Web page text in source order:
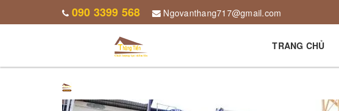
090 3399 568 Ngovanthang717@gmail.com
TRANG CHỦ